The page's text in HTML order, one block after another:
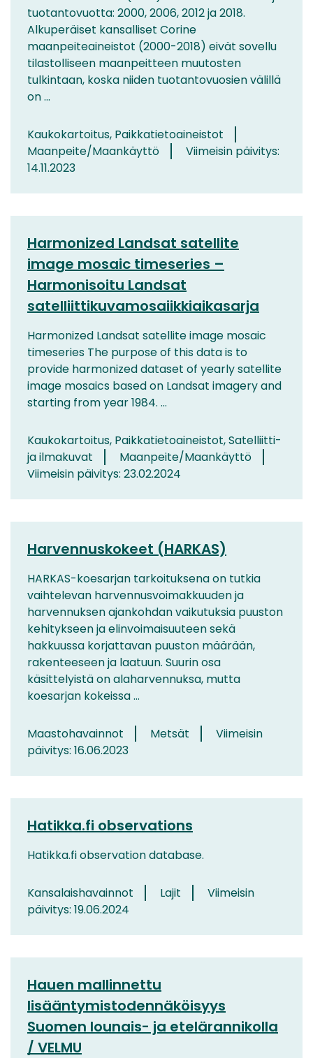
tuotantovuotta: 2000, 2006, 2012 ja 2018.
Alkuperäiset kansalliset Corine
maanpeiteaineistot (2000-2018) eivät sovellu
tilastolliseen maanpeitteen muutosten
tulkintaan, koska niiden tuotantovuosien välillä
on ...
Kaukokartoitus, Paikkatietoaineistot
Maanpeite/Maankäyttö
Viimeisin päivitys:
14.11.2023
Harmonized Landsat satellite
image mosaic timeseries –
Harmonisoitu Landsat
satelliittikuvamosaiikkiaikasarja
Harmonized Landsat satellite image mosaic
timeseries The purpose of this data is to
provide harmonized dataset of yearly satellite
image mosaics based on Landsat imagery and
starting from year 1984. ...
Kaukokartoitus, Paikkatietoaineistot, Satelliitti-
ja ilmakuvat
Maanpeite/Maankäyttö
Viimeisin päivitys: 23.02.2024
Harvennuskokeet (HARKAS)
HARKAS-koesarjan tarkoituksena on tutkia
vaihtelevan harvennusvoimakkuuden ja
harvennuksen ajankohdan vaikutuksia puuston
kehitykseen ja elinvoimaisuuteen sekä
hakkuussa korjattavan puuston määrään,
rakenteeseen ja laatuun. Suurin osa
käsittelyistä on alaharvennuksa, mutta
koesarjan kokeissa ...
Maastohavainnot Metsät
Viimeisin
päivitys: 16.06.2023
Hatikka.fi observations
Hatikka.fi observation database.
Kansalaishavainnot Lajit
Viimeisin
päivitys: 19.06.2024
Hauen mallinnettu
lisääntymistodennäköisyys
Suomen lounais- ja etelärannikolla
/ VELMU